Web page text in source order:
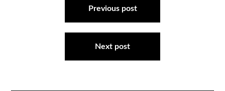
Previous post
Next post